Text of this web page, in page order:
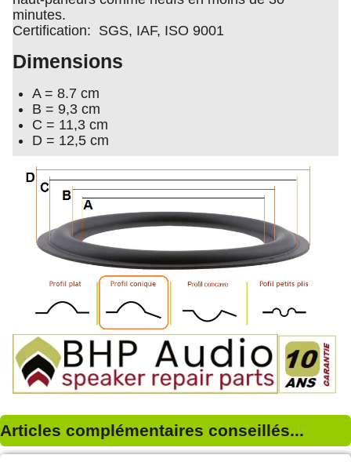
minutes.
Certification: SGS, IAF, ISO 9001
Dimensions
A = 8.7 cm
B = 9,3 cm
C = 11,3 cm
D = 12,5 cm
Articles complémentaires conseillés...